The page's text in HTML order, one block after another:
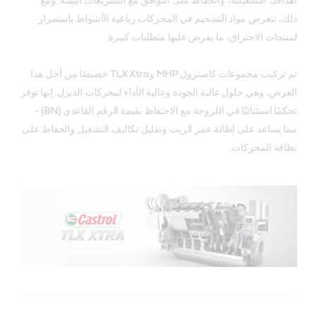
ذلك، تتعرض مواد التشحيم في المحركات رباعية الأشواط باستمرار
لمنتجات الاحتراق، ما يفرض عليها متطلبات كبيرة.
تم تركيب مجموعات كاسترول MHP وTLX Xtra خصيصًا من أجل هذا
الغرض، وهي حلول عالية الجودة وعالية الأداء لمحركات الديزل. إنها توفر
تحكمًا استثنائيًا في اللزوجة مع الاحتفاظ بقيمة الرقم القاعدي (BN) -
مما يساعد على إطالة عمر الزيت وتقليل تكاليف التشغيل والحفاظ على
نظافة المحركات.